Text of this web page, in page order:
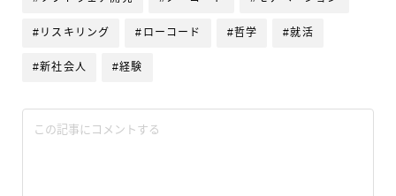
#リスキリング #ローコード #哲学 #就活
#新社会人 #経験